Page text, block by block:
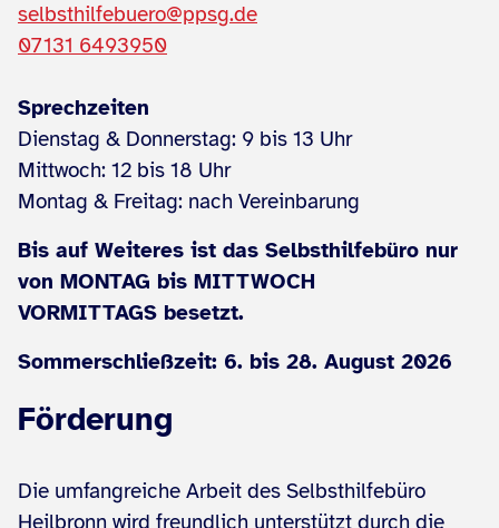
selbsthilfebuero@ppsg.de
07131 6493950
Sprechzeiten
Dienstag & Donnerstag: 9 bis 13 Uhr
Mittwoch: 12 bis 18 Uhr
Montag & Freitag: nach Vereinbarung
Bis auf Weiteres ist das Selbsthilfebüro nur
von MONTAG bis MITTWOCH
VORMITTAGS besetzt.
Sommerschließzeit: 6. bis 28. August 2026
Förderung
Die umfangreiche Arbeit des Selbsthilfebüro
Heilbronn wird freundlich unterstützt durch die